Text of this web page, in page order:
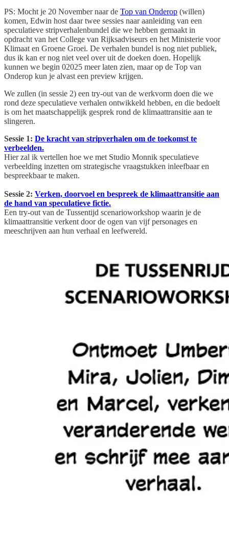
PS: Mocht je 20 November naar de Top van Onderop (willen)
komen, Edwin host daar twee sessies naar aanleiding van een
speculatieve stripverhalenbundel die we hebben gemaakt in
opdracht van het College van Rijksadviseurs en het Ministerie voor
Klimaat en Groene Groei. De verhalen bundel is nog niet publiek,
dus ik kan er nog niet veel over uit de doeken doen. Hopelijk
kunnen we begin 02025 meer laten zien, maar op de Top van
Onderop kun je alvast een preview krijgen.
We zullen (in sessie 2) een try-out van de werkvorm doen die we
rond deze speculatieve verhalen ontwikkeld hebben, en die bedoelt
is om het maatschappelijk gesprek rond de klimaattransitie aan te
slingeren.
Sessie 1: De kracht van stripverhalen om de toekomst te
verbeelden.
Hier zal ik vertellen hoe we met Studio Monnik speculatieve
verbeelding inzetten om strategische vraagstukken inleefbaar en
bespreekbaar te maken.
Sessie 2: Verken, doorvoel en bespreek de klimaattransitie aan
de hand van speculatieve fictie.
Een try-out van de Tussentijd scenarioworkshop waarin je de
klimaattransitie verkent door de ogen van vijf personages en
meeschrijven aan hun verhaal en leefwereld.